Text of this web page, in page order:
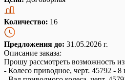
Количество: 16
Предложения до: 31.05.2026 г.
Описание заказа:
Прошу рассмотреть возможность
- Колесо приводное, черт. 45792 - 8